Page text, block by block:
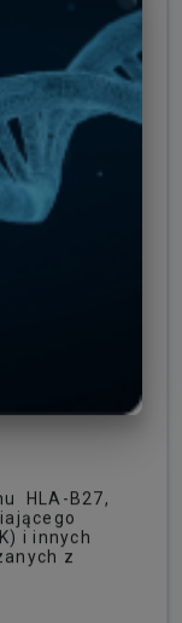
HLA-B27,
i innych
z